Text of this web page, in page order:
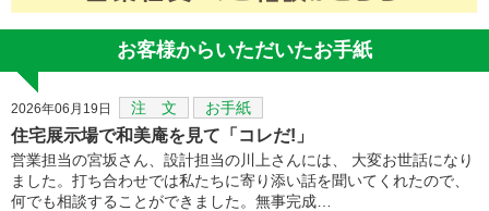
お客様からいただいたお手紙
2026年06月19日 注 文 お手紙
住宅展示場で和美庵を見て「コレだ!」
営業担当の宮坂さん、設計担当の川上さんには、 大変お世話になり
ました。打ち合わせでは私たちに寄り添い話を聞いてくれたので、
何でも相談することができました。無事完成…